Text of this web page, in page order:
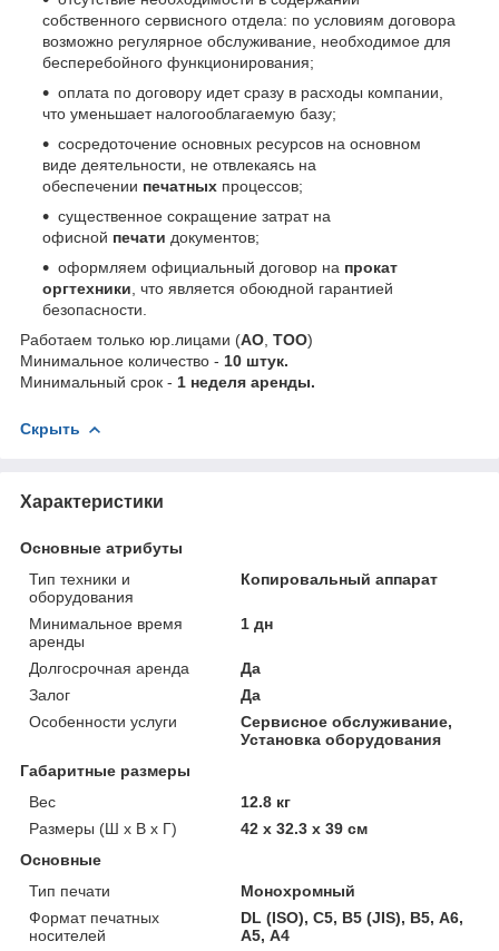
собственного сервисного отдела: по условиям договора
возможно регулярное обслуживание, необходимое для
бесперебойного функционирования;
оплата по договору идет сразу в расходы компании,
что уменьшает налогооблагаемую базу;
сосредоточение основных ресурсов на основном
виде деятельности, не отвлекаясь на
обеспечении печатных процессов;
существенное сокращение затрат на
офисной печати документов;
оформляем официальный договор на прокат
оргтехники , что является обоюдной гарантией
безопасности.
Работаем только юр.лицами (АО ТОО)
Минимальное количество - 10 штук.
Минимальный срок - 1 неделя аренды.
Скрыть
Характеристики
Основные атрибуты
Тип техники и
оборудования
Копировальный аппарат
Минимальное время
аренды
1 дн
Долгосрочная аренда
Да
Залог
Да
Особенности услуги
Сервисное обслуживание,
Установка оборудования
Габаритные размеры
Вес
12.8 кг
Размеры (Ш х В х Г)
42 x 32.3 x 39 см
Основные
Тип печати
Монохромный
Формат печатных
носителей
DL (ISO), C5, B5 (JIS), B5, А6,
А5, А4